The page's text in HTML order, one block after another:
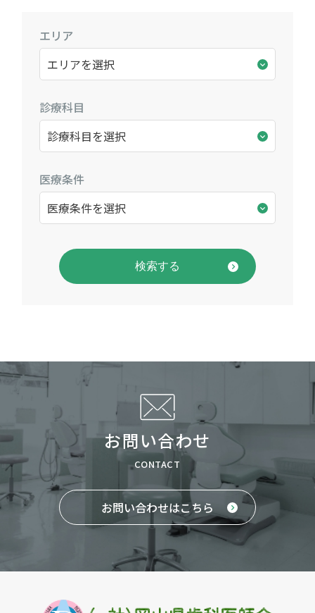
エリア
診療科目
医療条件
お問い合わせ
CONTACT
お問い合わせはこちら